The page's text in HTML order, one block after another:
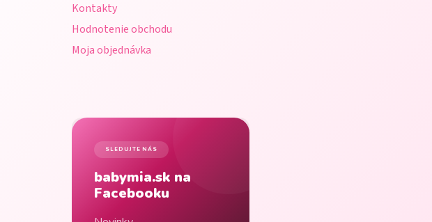
Kontakty
Hodnotenie obchodu
Moja objednávka
SLEDUJTE NÁS
babymia.sk na
Facebooku